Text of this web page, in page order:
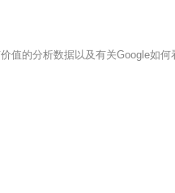
的分析数据以及有关Google如